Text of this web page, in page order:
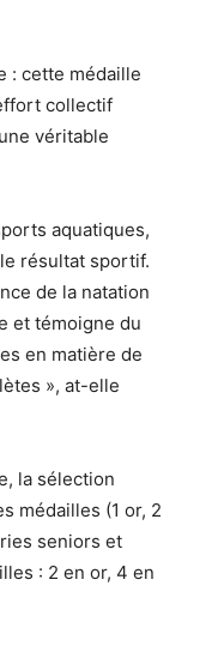
: cette médaille
collectif
véritable
aquatiques,
résultat sportif.
de la natation
et témoigne du
en matière de
», at-elle
la sélection
médailles (1 or, 2
seniors et
: 2 en or, 4 en